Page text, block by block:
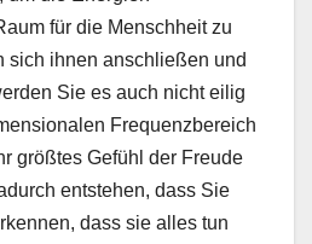
für die Menschheit zu
sich ihnen anschließen und
Sie es auch nicht eilig
Frequenzbereich
größtes Gefühl der Freude
entstehen, dass Sie
dass sie alles tun